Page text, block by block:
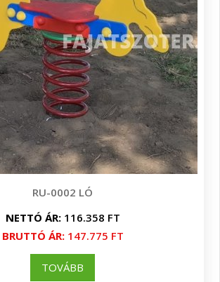
RU-0002 LÓ
NETTÓ ÁR:116.358 FT
BRUTTÓ ÁR:147.775 FT
TOVÁBB